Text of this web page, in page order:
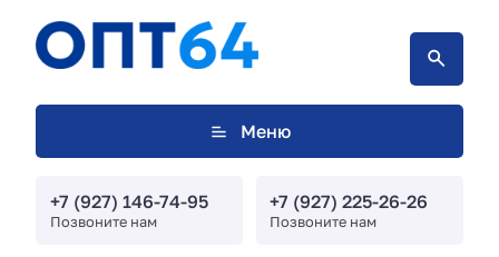
Меню
+7 (927) 146-74-95
Позвоните нам
+7 (927) 225-26-26
Позвоните нам